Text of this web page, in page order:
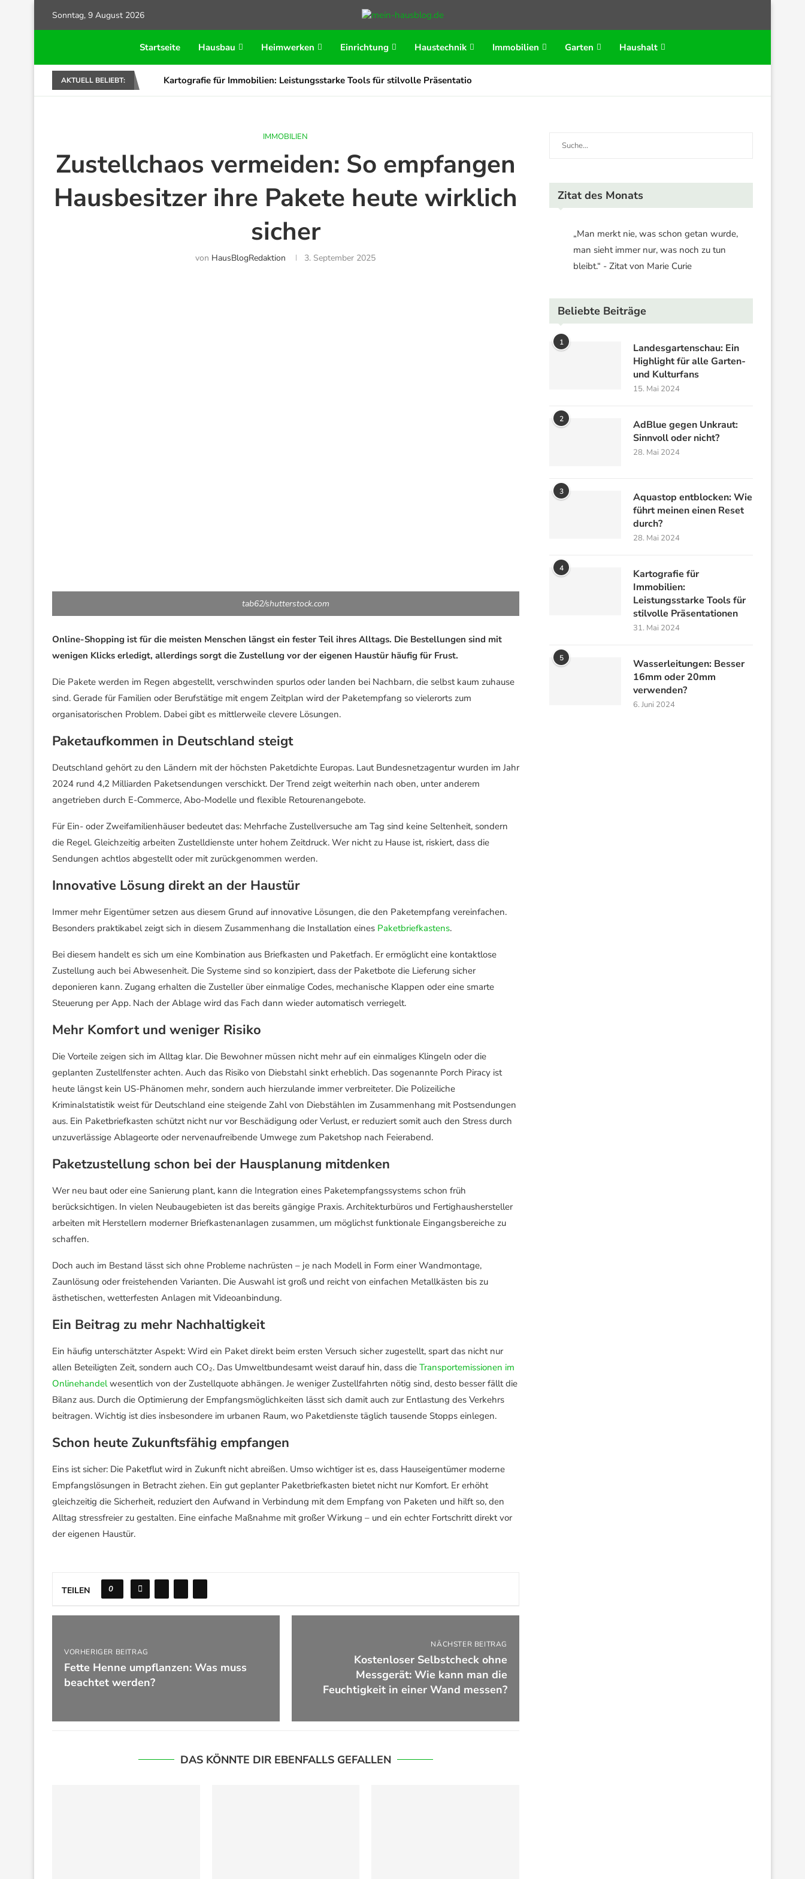
Sonntag, 9 August 2026
Startseite Hausbau Heimwerken Einrichtung Haustechnik Immobilien Garten Haushalt
AKTUELL BELIEBT: Kartografie für Immobilien: Leistungsstarke Tools für stilvolle Präsentationen
IMMOBILIEN
Zustellchaos vermeiden: So empfangen
Hausbesitzer ihre Pakete heute wirklich
sicher
von HausBlogRedaktion 3. September 2025
tab62/shutterstock.com
Online-Shopping ist für die meisten Menschen längst ein fester Teil ihres Alltags. Die Bestellungen sind mit
wenigen Klicks erledigt, allerdings sorgt die Zustellung vor der eigenen Haustür häufig für Frust.
Die Pakete werden im Regen abgestellt, verschwinden spurlos oder landen bei Nachbarn, die selbst kaum zuhause
sind. Gerade für Familien oder Berufstätige mit engem Zeitplan wird der Paketempfang so vielerorts zum
organisatorischen Problem. Dabei gibt es mittlerweile clevere Lösungen.
Paketaufkommen in Deutschland steigt
Deutschland gehört zu den Ländern mit der höchsten Paketdichte Europas. Laut Bundesnetzagentur wurden im Jahr
2024 rund 4,2 Milliarden Paketsendungen verschickt. Der Trend zeigt weiterhin nach oben, unter anderem
angetrieben durch E-Commerce, Abo-Modelle und flexible Retourenangebote.
Für Ein- oder Zweifamilienhäuser bedeutet das: Mehrfache Zustellversuche am Tag sind keine Seltenheit, sondern
die Regel. Gleichzeitig arbeiten Zustelldienste unter hohem Zeitdruck. Wer nicht zu Hause ist, riskiert, dass die
Sendungen achtlos abgestellt oder mit zurückgenommen werden.
Innovative Lösung direkt an der Haustür
Immer mehr Eigentümer setzen aus diesem Grund auf innovative Lösungen, die den Paketempfang vereinfachen.
Besonders praktikabel zeigt sich in diesem Zusammenhang die Installation eines Paketbriefkastens.
Bei diesem handelt es sich um eine Kombination aus Briefkasten und Paketfach. Er ermöglicht eine kontaktlose
Zustellung auch bei Abwesenheit. Die Systeme sind so konzipiert, dass der Paketbote die Lieferung sicher
deponieren kann. Zugang erhalten die Zusteller über einmalige Codes, mechanische Klappen oder eine smarte
Steuerung per App. Nach der Ablage wird das Fach dann wieder automatisch verriegelt.
Mehr Komfort und weniger Risiko
Die Vorteile zeigen sich im Alltag klar. Die Bewohner müssen nicht mehr auf ein einmaliges Klingeln oder die
geplanten Zustellfenster achten. Auch das Risiko von Diebstahl sinkt erheblich. Das sogenannte Porch Piracy ist
heute längst kein US-Phänomen mehr, sondern auch hierzulande immer verbreiteter. Die Polizeiliche
Kriminalstatistik weist für Deutschland eine steigende Zahl von Diebstählen im Zusammenhang mit Postsendungen
aus. Ein Paketbriefkasten schützt nicht nur vor Beschädigung oder Verlust, er reduziert somit auch den Stress durch
unzuverlässige Ablageorte oder nervenaufreibende Umwege zum Paketshop nach Feierabend.
Paketzustellung schon bei der Hausplanung mitdenken
Wer neu baut oder eine Sanierung plant, kann die Integration eines Paketempfangssystems schon früh
berücksichtigen. In vielen Neubaugebieten ist das bereits gängige Praxis. Architekturbüros und Fertighaushersteller
arbeiten mit Herstellern moderner Briefkastenanlagen zusammen, um möglichst funktionale Eingangsbereiche zu
schaffen.
Doch auch im Bestand lässt sich ohne Probleme nachrüsten – je nach Modell in Form einer Wandmontage,
Zaunlösung oder freistehenden Varianten. Die Auswahl ist groß und reicht von einfachen Metallkästen bis zu
ästhetischen, wetterfesten Anlagen mit Videoanbindung.
Ein Beitrag zu mehr Nachhaltigkeit
Ein häufig unterschätzter Aspekt: Wird ein Paket direkt beim ersten Versuch sicher zugestellt, spart das nicht nur
allen Beteiligten Zeit, sondern auch CO₂. Das Umweltbundesamt weist darauf hin, dass die Transportemissionen im
Onlinehandelwesentlich von der Zustellquote abhängen. Je weniger Zustellfahrten nötig sind, desto besser fällt die
Bilanz aus. Durch die Optimierung der Empfangsmöglichkeiten lässt sich damit auch zur Entlastung des Verkehrs
beitragen. Wichtig ist dies insbesondere im urbanen Raum, wo Paketdienste täglich tausende Stopps einlegen.
Schon heute Zukunftsfähig empfangen
Eins ist sicher: Die Paketflut wird in Zukunft nicht abreißen. Umso wichtiger ist es, dass Hauseigentümer moderne
Empfangslösungen in Betracht ziehen. Ein gut geplanter Paketbriefkasten bietet nicht nur Komfort. Er erhöht
gleichzeitig die Sicherheit, reduziert den Aufwand in Verbindung mit dem Empfang von Paketen und hilft so, den
Alltag stressfreier zu gestalten. Eine einfache Maßnahme mit großer Wirkung – und ein echter Fortschritt direkt vor
der eigenen Haustür.
TEILEN 0
VORHERIGER BEITRAG
Fette Henne umpflanzen: Was muss
beachtet werden?
NÄCHSTER BEITRAG
Kostenloser Selbstcheck ohne
Messgerät: Wie kann man die
Feuchtigkeit in einer Wand messen?
DAS KÖNNTE DIR EBENFALLS GEFALLEN
Zitat des Monats
„Man merkt nie, was schon getan wurde,
man sieht immer nur, was noch zu tun
bleibt.“ - Zitat von Marie Curie
Beliebte Beiträge
1
Landesgartenschau: Ein
Highlight für alle Garten-
und Kulturfans
15. Mai 2024
2
AdBlue gegen Unkraut:
Sinnvoll oder nicht?
28. Mai 2024
3
Aquastop entblocken: Wie
führt meinen einen Reset
durch?
28. Mai 2024
4
Kartografie für
Immobilien:
Leistungsstarke Tools für
stilvolle Präsentationen
31. Mai 2024
5
Wasserleitungen: Besser
16mm oder 20mm
verwenden?
6. Juni 2024